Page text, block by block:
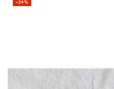
Preis
–24%